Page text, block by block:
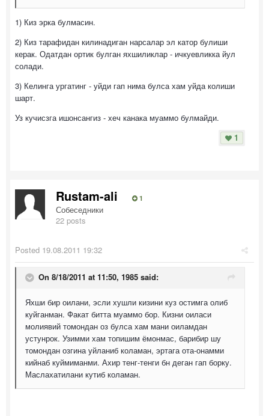
1) Киз эрка булмасин.
2) Киз тарафидан килинадиган нарсалар эл катор булиши
керак. Одатдан ортик булган яхшиликлар - ичкуевликка йул
солади.
3) Келинга ургатинг - уйди гап нима булса хам уйда колиши
шарт.
Уз кучисзга ишонсангиз - хеч канака муаммо булмайди.
1
Rustam-ali 1
Собеседники
22 posts
Posted 19.08.2011 19:32
On 8/18/2011 at 11:50, 1985 said:
Яхши бир оилани, эсли хушли кизини куз остимга олиб
куйганман. Факат битта муаммо бор. Кизни оиласи
молиявий томондан оз булса хам мани оиламдан
устунрок. Узимми хам топишим ёмонмас, барибир шу
томондан озгина уйланиб коламан, эртага ота-онамми
кийнаб куймиманми. Ахир тенг-тенги бн деган гап борку.
Маслахатилани кутиб коламан.